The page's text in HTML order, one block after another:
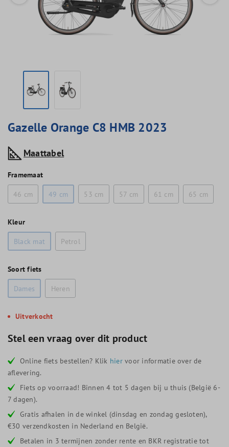
Gazelle Orange C8 HMB 2023
Maattabel
Framemaat
46 cm
49 cm 53 cm 57 cm 61 cm 65 cm
Kleur
Black mat
Petrol
Soort fiets
Dames
Heren
Uitverkocht
Stel een vraag over dit product
Online fiets bestellen? Klik hiervoor informatie over de
aflevering.
Fiets op voorraad! Binnen 4 tot 5 dagen bij u thuis (België 6-
7 dagen).
Gratis afhalen in de winkel (dinsdag en zondag gesloten),
€30 verzendkosten in Nederland en België.
Betalen in 3 termijnen zonder rente en BKR registratie tot